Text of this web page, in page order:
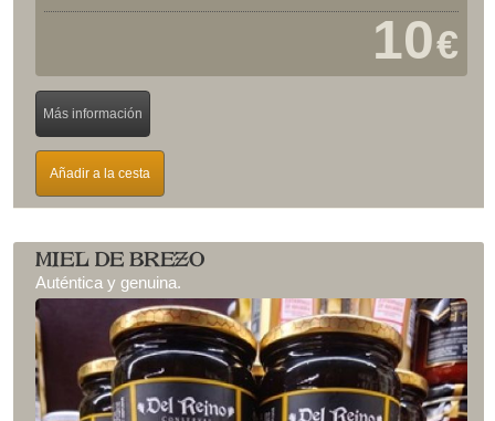
10€
Más información
Añadir a la cesta
MIEL DE BREZO
Auténtica y genuina.